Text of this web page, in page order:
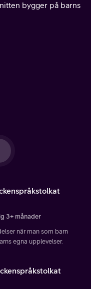
bygger på barns
3+ månader
när man som barn
egna upplevelser.